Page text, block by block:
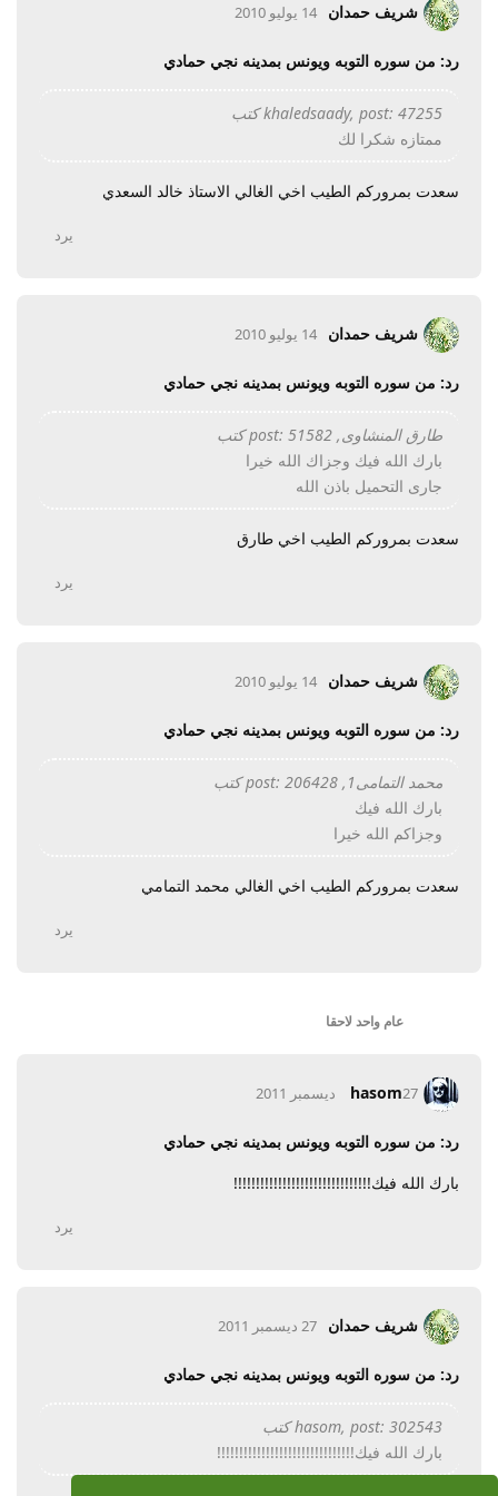
شريف حمدان 14 يوليو 2010
رد: من سوره التوبه ويونس بمدينه نجي حمادي
khaledsaady, post: 47255 كتب
ممتازه شكرا لك
سعدت بمروركم الطيب اخي الغالي الاستاذ خالد السعدي
يرد
شريف حمدان 14 يوليو 2010
رد: من سوره التوبه ويونس بمدينه نجي حمادي
طارق المنشاوى, post: 51582 كتب
بارك الله فيك وجزاك الله خيرا
جارى التحميل باذن الله
سعدت بمروركم الطيب اخي طارق
يرد
شريف حمدان 14 يوليو 2010
رد: من سوره التوبه ويونس بمدينه نجي حمادي
محمد التمامى1, post: 206428 كتب
بارك الله فيك
وجزاكم الله خيرا
سعدت بمروركم الطيب اخي الغالي محمد التمامي
يرد
عام واحد لاحقا
hasom27 ديسمبر 2011
رد: من سوره التوبه ويونس بمدينه نجي حمادي
بارك الله فيك!!!!!!!!!!!!!!!!!!!!!!!!!!!!!!!
يرد
شريف حمدان 27 ديسمبر 2011
رد: من سوره التوبه ويونس بمدينه نجي حمادي
hasom, post: 302543 كتب
بارك الله فيك!!!!!!!!!!!!!!!!!!!!!!!!!!!!!!!